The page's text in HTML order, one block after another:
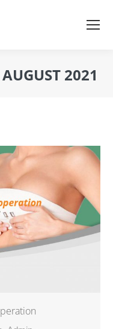
2021